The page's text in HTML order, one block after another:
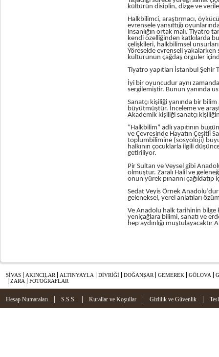
kültürün disiplin, dizge ve
Halkbilimci, araştırmacı,
evrensele yansıttığı
insanlığın ortak malı. Tiyatro
kendi özelliğinden katkılarda
çelişkileri, halkbilimsel
Yöreselde evrenseli
kültürünün çağdaş örgüler
Tiyatro yapıtları İstanbul Şehir
İyi bir oyuncudur aynı
sergilemiştir. Bunun yanında
Sanatçı kişiliği yanında bir
büyütmüştür. İnceleme ve
Akademik kişiliği sanatçı
“Halkbilim” adlı yapıtının
ve Çevresinde Hayatın Çeşitli
toplumbilimine (sosyoloji)
halkının çocuklarla ilgili
getiriliyor.
Pir Sultan ve Veysel gibi
olmuştur. Zaralı Halil ve
onun yürek pınarını
Sedat Veyis Örnek
geleneksel, yerel anlatıları
Ve Anadolu halk tarihinin bilge
yeniçağlara bilimi, sanatı ve
hep aydınlığı muştulayacaktır
SİVAS AKINCILAR ALTINYAYLA DİVRİĞİ DOĞANŞAR GEMEREK GÖLOVA
ZARA
FOTOĞRAFLAR
Hesap Numaraları | S.S.S. | Kurallar ve Koşullar | Gizlilik ve Güvenlik |